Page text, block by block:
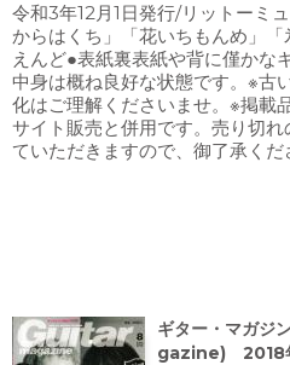
令和3年12月1日発行/リットーミ
からはくち」「花いちもんめ」
えんど●表紙裏表紙や背に僅かな
中身は概ね良好な状態です。※古
化はご理解くださいませ。※掲載
サイト販売と併用です。売り切
ていただきますので、御了承くだ
ギター・マガ
gazine) 2018